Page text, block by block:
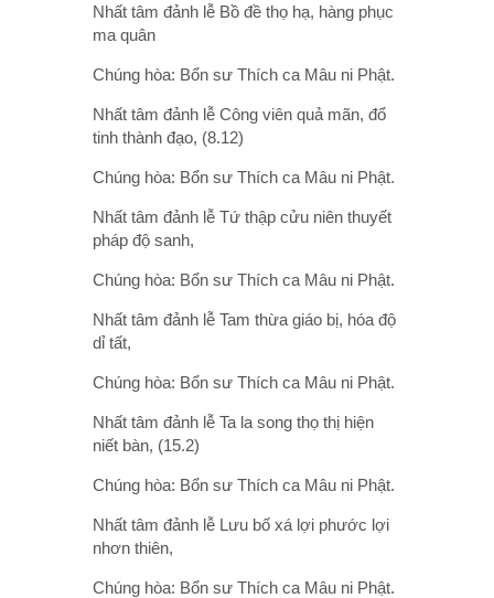
Nhất tâm đảnh lễ Bồ đề thọ hạ, hàng phục
ma quân
Chúng hòa: Bổn sư Thích ca Mâu ni Phật.
Nhất tâm đảnh lễ Công viên quả mãn, đổ
tinh thành đạo, (8.12)
Chúng hòa: Bổn sư Thích ca Mâu ni Phật.
Nhất tâm đảnh lễ Tứ thập cửu niên thuyết
pháp độ sanh,
Chúng hòa: Bổn sư Thích ca Mâu ni Phật.
Nhất tâm đảnh lễ Tam thừa giáo bị, hóa độ
dỉ tất,
Chúng hòa: Bổn sư Thích ca Mâu ni Phật.
Nhất tâm đảnh lễ Ta la song thọ thị hiện
niết bàn, (15.2)
Chúng hòa: Bổn sư Thích ca Mâu ni Phật.
Nhất tâm đảnh lễ Lưu bố xá lợi phước lợi
nhơn thiên,
Chúng hòa: Bổn sư Thích ca Mâu ni Phật.